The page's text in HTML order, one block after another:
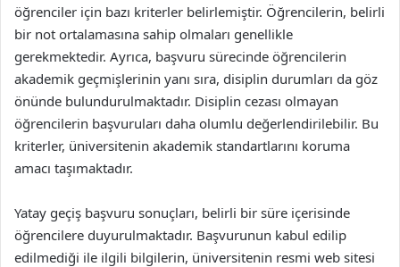
öğrenciler için bazı kriterler belirlemiştir. Öğrencilerin, belirli
bir not ortalamasına sahip olmaları genellikle
gerekmektedir. Ayrıca, başvuru sürecinde öğrencilerin
akademik geçmişlerinin yanı sıra, disiplin durumları da göz
önünde bulundurulmaktadır. Disiplin cezası olmayan
öğrencilerin başvuruları daha olumlu değerlendirilebilir. Bu
kriterler, üniversitenin akademik standartlarını koruma
amacı taşımaktadır.
Yatay geçiş başvuru sonuçları, belirli bir süre içerisinde
öğrencilere duyurulmaktadır. Başvurunun kabul edilip
edilmediği ile ilgili bilgilerin, üniversitenin resmi web sitesi